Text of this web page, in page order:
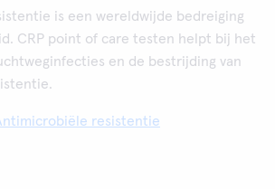
is een wereldwijde bedreiging
CRP point of care testen helpt bij het
en de bestrijding van
resistentie